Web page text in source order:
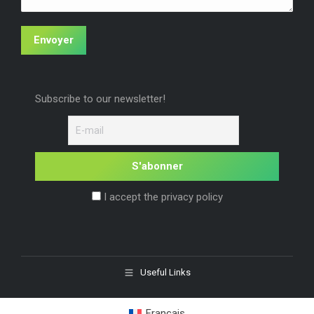
Envoyer
Subscribe to our newsletter!
I accept the privacy policy
Useful Links